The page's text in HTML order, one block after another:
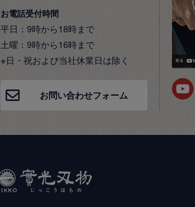
お電話受付時間
平日：9時から18時まで
土曜：9時から16時まで
※日・祝および当社休業日は除く
お問い合わせフォーム